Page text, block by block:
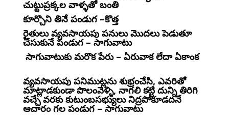
చుట్టుప్రక్కల వాళ్ళతో బంతి
కూర్చొని తినే పండుగ –కొత్త
రైతులు వ్యవసాయపు పనులు మొదలు పెడుతూ
చేసుకునే పండుగ – సాగువాటు
సాగువాటుకు మరొక పేరు – ఏరువాక లేదా ఏకాంక
వ్యవసాయపు పనిముట్లను శుభ్రంచేసి, ఎవరితో
మాట్లాడకుండా పొలంవెళ్ళి, నాగలి కట్టి దున్ని తిరిగి
వచ్చే వరకు కుటుంబసభ్యులు నిద్రపోకూడదనే
ఆచారం గల పండుగ – సాగువాటు